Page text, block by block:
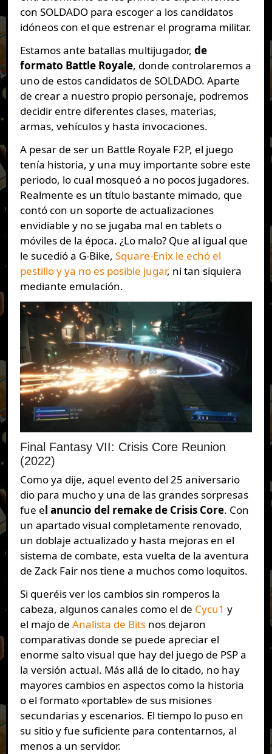
con SOLDADO para escoger a los candidatos
idóneos con el que estrenar el programa militar.
Estamos ante batallas multijugador, de
formato Battle Royale, donde controlaremos a
uno de estos candidatos de SOLDADO. Aparte
de crear a nuestro propio personaje, podremos
decidir entre diferentes clases, materias,
armas, vehículos y hasta invocaciones.
A pesar de ser un Battle Royale F2P, el juego
tenía historia, y una muy importante sobre este
periodo, lo cual mosqueó a no pocos jugadores.
Realmente es un título bastante mimado, que
contó con un soporte de actualizaciones
envidiable y no se jugaba mal en tablets o
móviles de la época. ¿Lo malo? Que al igual que
le sucedió a G-Bike, Square-Enix le echó el
pestillo y ya no es posible jugar, ni tan siquiera
mediante emulación.
Final Fantasy VII: Crisis Core Reunion
(2022)
Como ya dije, aquel evento del 25 aniversario
dio para mucho y una de las grandes sorpresas
fue el anuncio del remake de Crisis Core. Con
un apartado visual completamente renovado,
un doblaje actualizado y hasta mejoras en el
sistema de combate, esta vuelta de la aventura
de Zack Fair nos tiene a muchos como loquitos.
Si queréis ver los cambios sin romperos la
cabeza, algunos canales como el de Cycu1 y
el majo de Analista de Bitsnos dejaron
comparativas donde se puede apreciar el
enorme salto visual que hay del juego de PSP a
la versión actual. Más allá de lo citado, no hay
mayores cambios en aspectos como la historia
o el formato «portable» de sus misiones
secundarias y escenarios. El tiempo lo puso en
su sitio y fue suficiente para contentarnos, al
menos a un servidor.